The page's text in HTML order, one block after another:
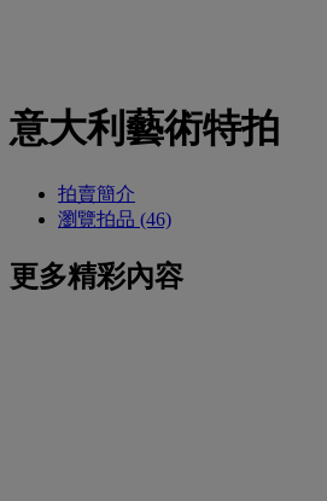
意大利藝術特拍
拍賣簡介
瀏覽拍品 (46)
更多精彩內容